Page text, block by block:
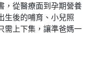
，從醫療面到孕期營養
生後的哺育、小兒照
需上下集，讓準爸媽一